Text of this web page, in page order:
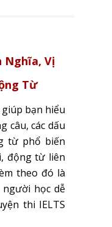
Nghĩa, Vị
Từ
bạn hiểu
câu, các dấu
từ phổ biến
động từ liên
theo đó là
học dễ
thi IELTS